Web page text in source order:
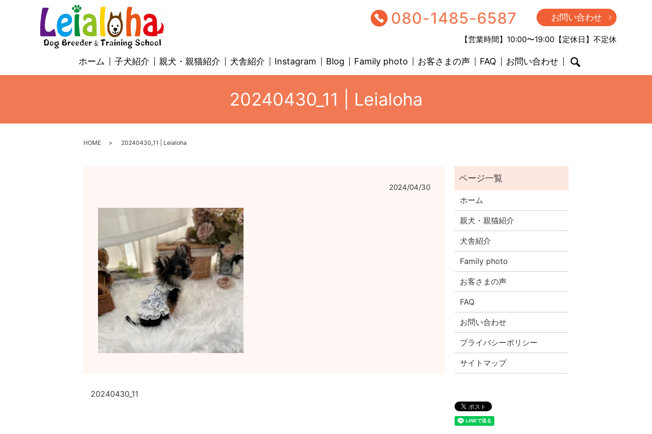
080-1485-6587 お問い合わせ
【営業時間】10:00〜19:00【定休日】不定休
ホーム 子犬紹介 親犬・親猫紹介 犬舎紹介 Instagram Blog Family photo お客さまの声 FAQ お問い合わせ
20240430_11 | Leialoha
HOME 20240430_11 | Leialoha
2024/04/30
20240430_11
ホーム
親犬・親猫紹介
犬舎紹介
Family photo
お客さまの声
FAQ
お問い合わせ
プライバシーポリシー
サイトマップ